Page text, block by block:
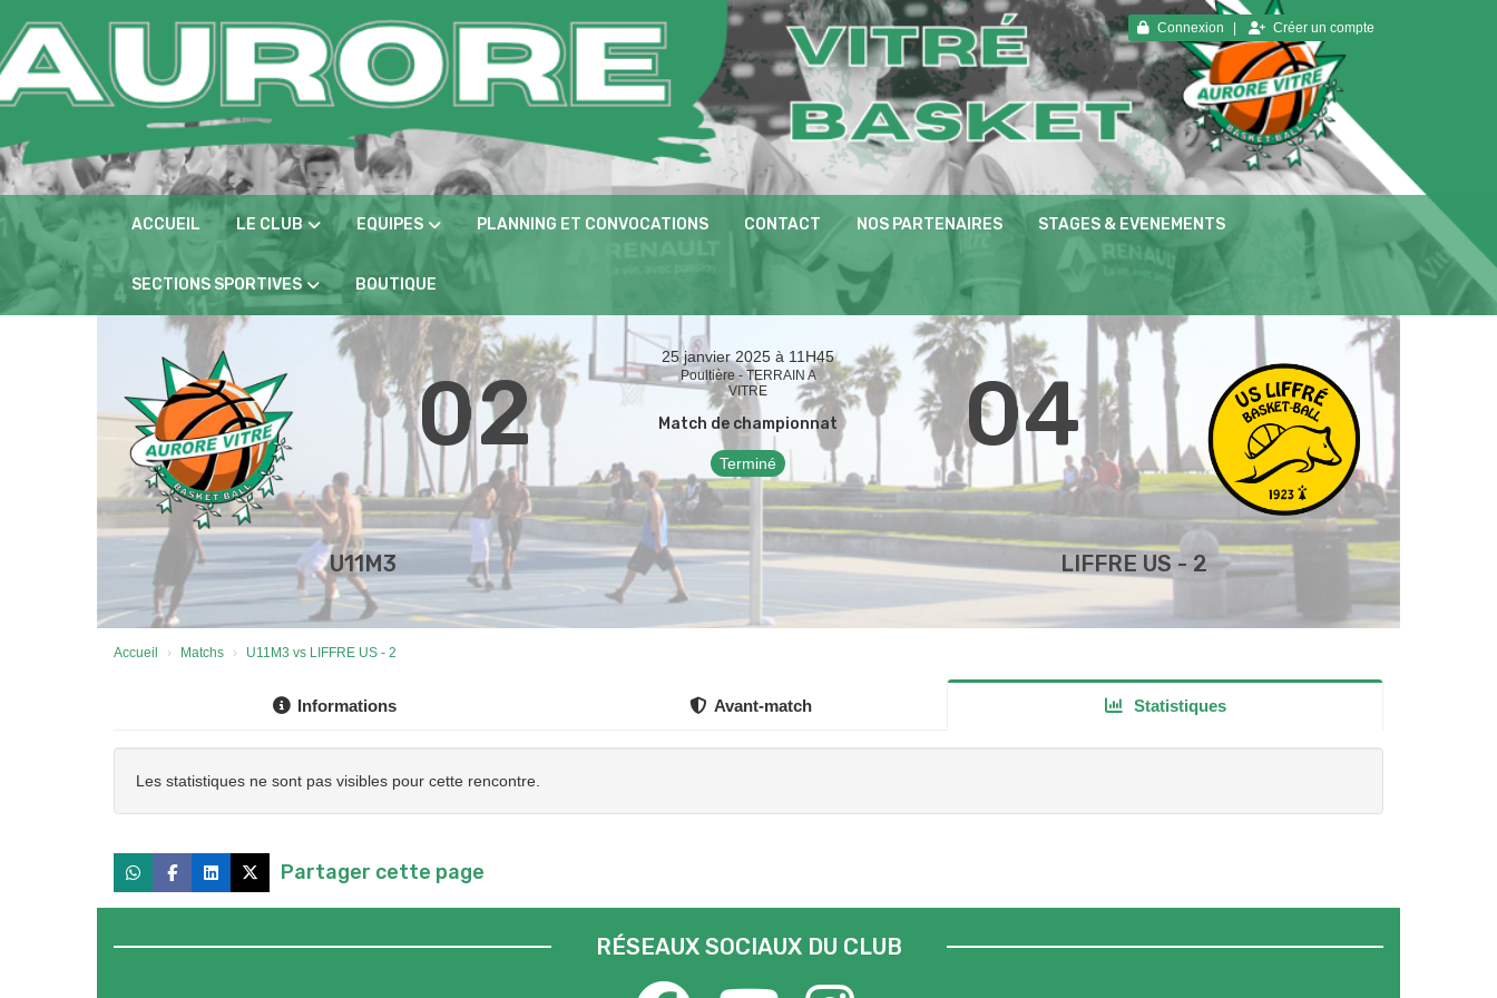
Connexion Créer un compte
ACCUEIL LE CLUB EQUIPES PLANNING ET CONVOCATIONS CONTACT NOS PARTENAIRES STAGES & EVENEMENTS
SECTIONS SPORTIVES BOUTIQUE
25 janvier 2025 à 11H45
Poultière - TERRAIN A
VITRE
Match de championnat
Terminé
02 04
U11M3 LIFFRE US - 2
Accueil Matchs U11M3 vs LIFFRE US - 2
Informations Avant-match Statistiques
Les statistiques ne sont pas visibles pour cette rencontre.
Partager cette page
RÉSEAUX SOCIAUX DU CLUB